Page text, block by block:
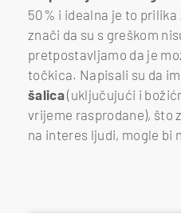
50% i idealna je to
znači da su s greškom
pretpostavljamo da je
točkica. Napisali su da
šalica(uključujući i
vrijeme rasprodane), što
na interes ljudi, mogle bi